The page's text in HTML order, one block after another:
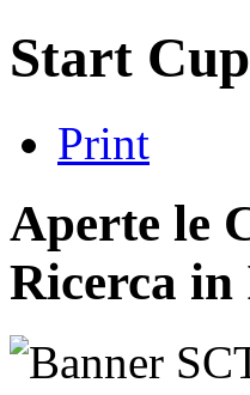
Start
Print
Aperte le
Ricerca in